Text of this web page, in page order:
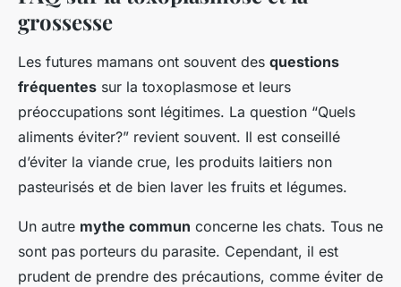
grossesse
Les futures mamans ont souvent des questions
fréquentes sur la toxoplasmose et leurs
préoccupations sont légitimes. La question “Quels
aliments éviter?” revient souvent. Il est conseillé
d’éviter la viande crue, les produits laitiers non
pasteurisés et de bien laver les fruits et légumes.
Un autre mythe commun concerne les chats. Tous ne
sont pas porteurs du parasite. Cependant, il est
prudent de prendre des précautions, comme éviter de